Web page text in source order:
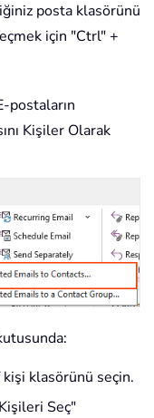
posta klasörünü
için "Ctrl" +
postaların
Kişiler Olarak
klasörünü seçin.
Seç"